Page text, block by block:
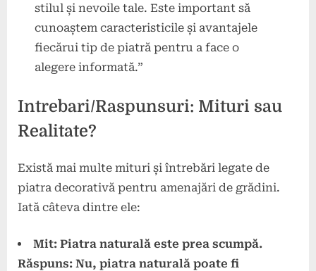
stilul și nevoile tale. Este important să
cunoaștem caracteristicile și avantajele
fiecărui tip de piatră pentru a face o
alegere informată.”
Intrebari/Raspunsuri: Mituri sau
Realitate?
Există mai multe mituri și întrebări legate de
piatra decorativă pentru amenajări de grădini.
Iată câteva dintre ele:
Mit: Piatra naturală este prea scumpă.
Răspuns: Nu, piatra naturală poate fi